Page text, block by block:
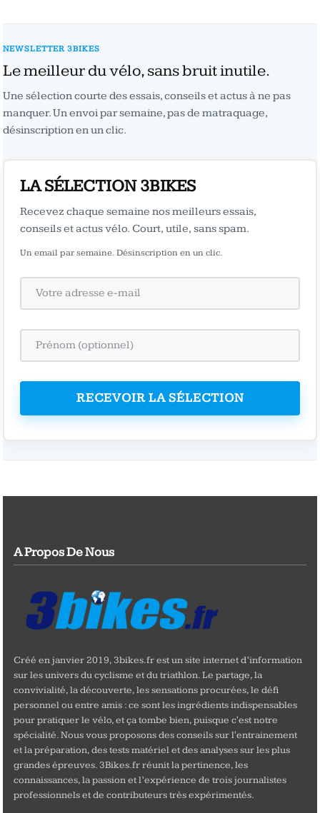
NEWSLETTER 3BIKES
Le meilleur du vélo, sans bruit inutile.
Une sélection courte des essais, conseils et actus à ne pas
manquer. Un envoi par semaine, pas de matraquage,
désinscription en un clic.
LA SÉLECTION 3BIKES
Recevez chaque semaine nos meilleurs essais,
conseils et actus vélo. Court, utile, sans spam.
Un email par semaine. Désinscription en un clic.
RECEVOIR LA SÉLECTION
A Propos De Nous
Créé en janvier 2019, 3bikes.fr est un site internet d’information
sur les univers du cyclisme et du triathlon. Le partage, la
convivialité, la découverte, les sensations procurées, le défi
personnel ou entre amis : ce sont les ingrédients indispensables
pour pratiquer le vélo, et ça tombe bien, puisque c'est notre
spécialité. Nous vous proposons des conseils sur l'entrainement
et la préparation, des tests matériel et des analyses sur les plus
grandes épreuves. 3Bikes.fr réunit la pertinence, les
connaissances, la passion et l’expérience de trois journalistes
professionnels et de contributeurs très expérimentés.